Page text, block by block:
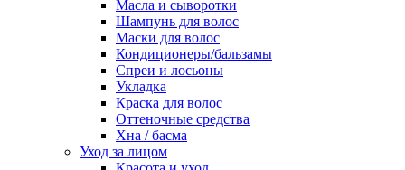
Масла и сыворотки
Шампунь для волос
Маски для волос
Кондиционеры/бальзамы
Спреи и лосьоны
Укладка
Краска для волос
Оттеночные средства
Хна / басма
Уход за лицом